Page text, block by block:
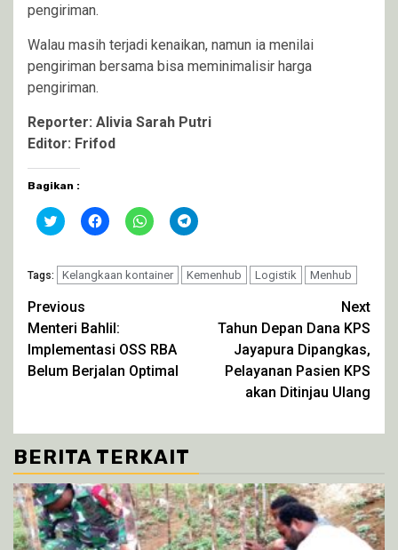
pengiriman.
Walau masih terjadi kenaikan, namun ia menilai
pengiriman bersama bisa meminimalisir harga
pengiriman.
Reporter: Alivia Sarah Putri
Editor: Frifod
Bagikan :
Klik
untuk
Twitter(Membuka
di
jendela
yang
baru)
Klik
untuk
Facebook(Membuka
di
jendela
Klik
untuk
WhatsApp(Membuka
di
jendela
Klik
untuk
Telegram(Membuka
di
jendela
Tags: Kelangkaan kontainer Kemenhub Logistik Menhub
Continue
Reading
Previous
Menteri Bahlil:
Implementasi OSS RBA
Belum Berjalan Optimal
Next
Tahun Depan Dana KPS
Jayapura Dipangkas,
Pelayanan Pasien KPS
akan Ditinjau Ulang
BERITA TERKAIT